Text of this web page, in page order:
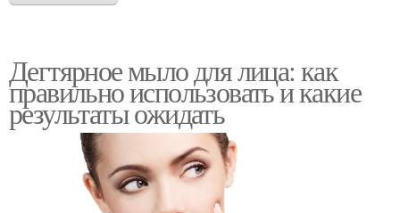
Дегтярное мыло для лица: как
правильно использовать и какие
результаты ожидать